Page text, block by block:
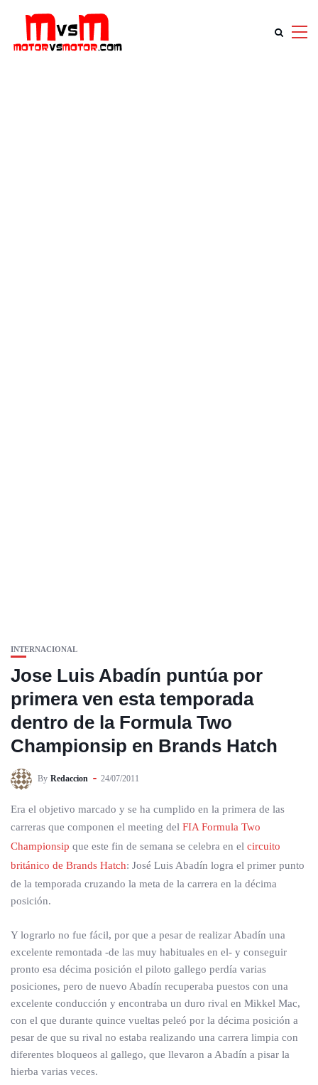
INTERNACIONAL
Jose Luis Abadín puntúa por
primera ven esta temporada
dentro de la Formula Two
Championsip en Brands Hatch
By Redaccion 24/07/2011
Era el objetivo marcado y se ha cumplido en la primera de las
carreras que componen el meeting del FIA Formula Two
Championsip que este fin de semana se celebra en el circuito
británico de Brands Hatch: José Luis Abadín logra el primer punto
de la temporada cruzando la meta de la carrera en la décima
posición.
Y lograrlo no fue fácil, por que a pesar de realizar Abadín una
excelente remontada -de las muy habituales en el- y conseguir
pronto esa décima posición el piloto gallego perdía varias
posiciones, pero de nuevo Abadín recuperaba puestos con una
excelente conducción y encontraba un duro rival en Mikkel Mac,
con el que durante quince vueltas peleó por la décima posición a
pesar de que su rival no estaba realizando una carrera limpia con
diferentes bloqueos al gallego, que llevaron a Abadín a pisar la
hierba varias veces.